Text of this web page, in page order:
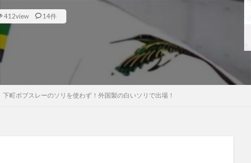
412view 14件
下町ボブスレーのソリを使わず！外国製の白いソリで出場！